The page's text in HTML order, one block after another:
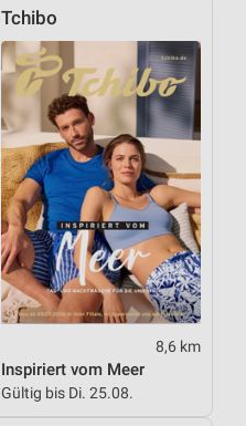
Tchibo
8,6 km
Inspiriert vom Meer
Gültig bis Di. 25.08.